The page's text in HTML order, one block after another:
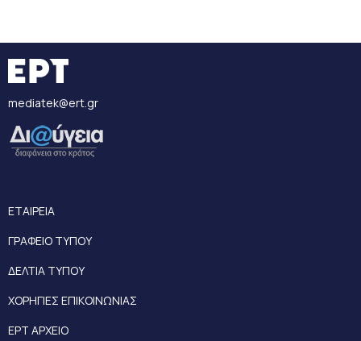
mediatek@ert.gr
ΕΤΑΙΡΕΙΑ
ΓΡΑΦΕΙΟ ΤΥΠΟΥ
ΔΕΛΤΙΑ ΤΥΠΟΥ
ΧΟΡΗΓΙΕΣ ΕΠΙΚΟΙΝΩΝΙΑΣ
ΕΡΤ ΑΡΧΕΙΟ